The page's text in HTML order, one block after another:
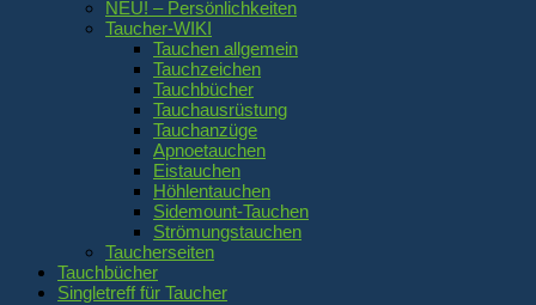
NEU! – Persönlichkeiten
Taucher-WIKI
Tauchen allgemein
Tauchzeichen
Tauchbücher
Tauchausrüstung
Tauchanzüge
Apnoetauchen
Eistauchen
Höhlentauchen
Sidemount-Tauchen
Strömungstauchen
Taucherseiten
Tauchbücher
Singletreff für Taucher